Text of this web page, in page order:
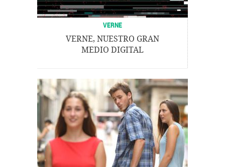
VERNE
VERNE, NUESTRO GRAN
MEDIO DIGITAL